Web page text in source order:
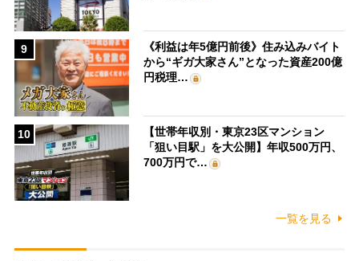
9
《利益は年5億円前後》住み込みバイト
から“ギガ大家さん”となった資産200億
円税理…
10
【世帯年収別・東京23区マンション
「狙い目駅」を大公開】年収500万円、
700万円で…
一覧を見る